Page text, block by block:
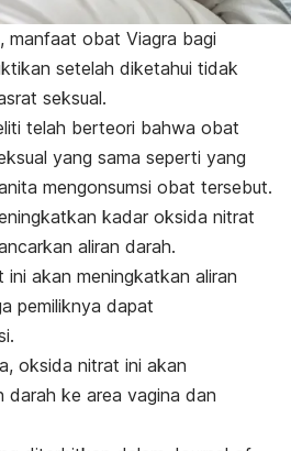
manfaat obat Viagra bagi
setelah diketahui tidak
seksual.
telah berteori bahwa obat
yang sama seperti yang
mengonsumsi obat tersebut.
kadar oksida nitrat
aliran darah.
akan meningkatkan aliran
pemiliknya dapat
oksida nitrat ini akan
darah ke area vagina dan